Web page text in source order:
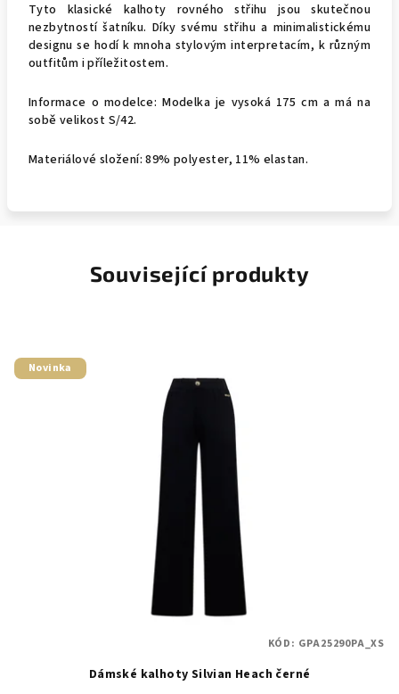
Tyto klasické kalhoty rovného střihu jsou skutečnou
nezbytností šatníku. Díky svému střihu a minimalistickému
designu se hodí k mnoha stylovým interpretacím, k různým
outfitům i příležitostem.
Informace o modelce: Modelka je vysoká 175 cm a má na
sobě velikost S/42.
Materiálové složení: 89% polyester, 11% elastan.
Související produkty
Novinka
Dámské kalhoty Silvian Heach černé
KÓD: GPA25290PA_XS